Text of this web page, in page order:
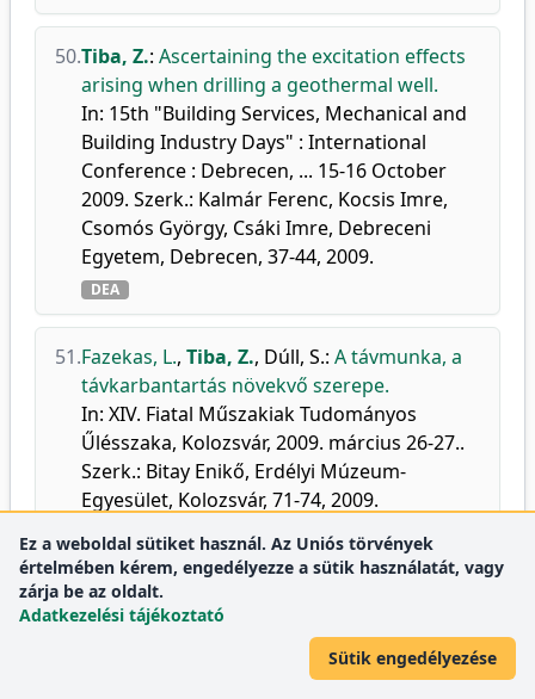
50.Tiba, Z.: Ascertaining the excitation effects
arising when drilling a geothermal well.
In: 15th "Building Services, Mechanical and
Building Industry Days" : International
Conference : Debrecen, ... 15-16 October
2009. Szerk.: Kalmár Ferenc, Kocsis Imre,
Csomós György, Csáki Imre, Debreceni
Egyetem, Debrecen, 37-44, 2009.
DEA
51.Fazekas, L., Tiba, Z., Dúll, S.: A távmunka, a
távkarbantartás növekvő szerepe.
In: XIV. Fiatal Műszakiak Tudományos
Űlésszaka, Kolozsvár, 2009. március 26-27..
Szerk.: Bitay Enikő, Erdélyi Múzeum-
Egyesület, Kolozsvár, 71-74, 2009.
DEA
52.Mankovits, T.
Rubber Spring Using p-version Finite
Zesz. Nauk. Politech. Poznań.10, 81-86, 2009.
Ez a weboldal sütiket használ. Az Uniós törvények
értelmében kérem, engedélyezze a sütik használatát, vagy
zárja be az oldalt.
Adatkezelési tájékoztató
Sütik engedélyezése